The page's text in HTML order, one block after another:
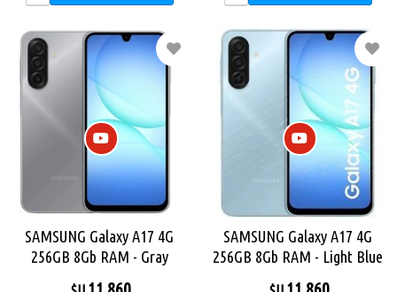
SAMSUNG Galaxy A17 4G
256GB 8Gb RAM - Gray
SAMSUNG Galaxy A17 4G
256GB 8Gb RAM - Light Blue